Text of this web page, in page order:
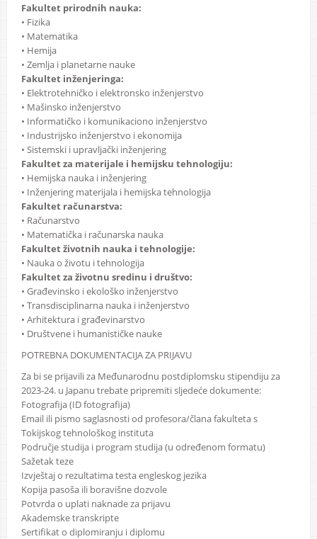
Fakultet prirodnih nauka:
• Fizika
• Matematika
• Hemija
• Zemlja i planetarne nauke
Fakultet inženjeringa:
• Elektrotehničko i elektronsko inženjerstvo
• Mašinsko inženjerstvo
• Informatičko i komunikaciono inženjerstvo
• Industrijsko inženjerstvo i ekonomija
• Sistemski i upravljački inženjering
Fakultet za materijale i hemijsku tehnologiju:
• Hemijska nauka i inženjering
• Inženjering materijala i hemijska tehnologija
Fakultet računarstva:
• Računarstvo
• Matematička i računarska nauka
Fakultet životnih nauka i tehnologije:
• Nauka o životu i tehnologija
Fakultet za životnu sredinu i društvo:
• Građevinsko i ekološko inženjerstvo
• Transdisciplinarna nauka i inženjerstvo
• Arhitektura i građevinarstvo
• Društvene i humanističke nauke
POTREBNA DOKUMENTACIJA ZA PRIJAVU
Za bi se prijavili za Međunarodnu postdiplomsku stipendiju za
2023-24. u Japanu trebate pripremiti sljedeće dokumente:
Fotografija (ID fotografija)
Email ili pismo saglasnosti od profesora/člana fakulteta s
Tokijskog tehnološkog instituta
Područje studija i program studija (u određenom formatu)
Sažetak teze
Izvještaj o rezultatima testa engleskog jezika
Kopija pasoša ili boravišne dozvole
Potvrda o uplati naknade za prijavu
Akademske transkripte
Sertifikat o diplomiranju i diplomu